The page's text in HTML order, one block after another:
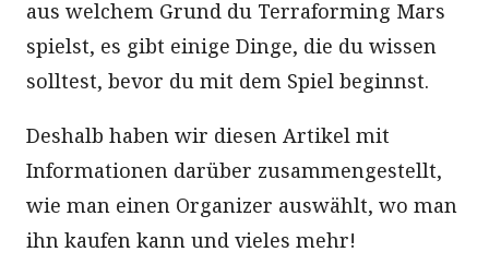
aus welchem Grund du Terraforming Mars
spielst, es gibt einige Dinge, die du wissen
solltest, bevor du mit dem Spiel beginnst.
Deshalb haben wir diesen Artikel mit
Informationen darüber zusammengestellt,
wie man einen Organizer auswählt, wo man
ihn kaufen kann und vieles mehr!